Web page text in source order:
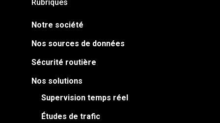
Rubriques
Notre société
Nos sources de données
Sécurité routière
Nos solutions
Supervision temps réel
Études de trafic